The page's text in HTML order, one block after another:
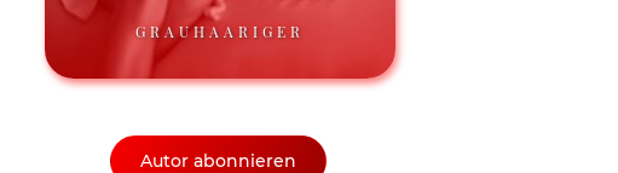
GRAUHAARIGER
Autor abonnieren